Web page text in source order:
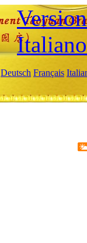
Italiano
Deutsch Français